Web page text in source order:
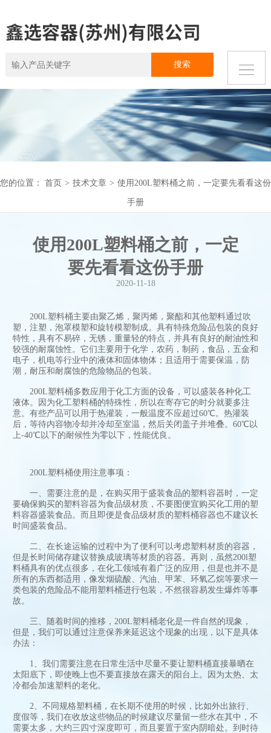
您的位置： 首页 > 技术文章 > 使用200L塑料桶之前，一定要先看看这份
手册
使用200L塑料桶之前，一定
要先看看这份手册
2020-11-18
200L塑料桶主要由聚乙烯，聚丙烯，聚酯和其他塑料通过吹
塑，注塑，泡罩模塑和旋转模塑制成。具有特殊危险品包装的良好
特性，具有不易碎，无锈，重量轻的特点，并具有良好的耐油性和
较强的耐腐蚀性。它们主要用于化学，农药，制药，食品，五金和
电子，机电等行业中的液体和固体物体；且适用于需要保温，防
潮，耐压和耐腐蚀的危险物品的包装。
200L塑料桶多数应用于化工方面的设备，可以盛装各种化工
液体。因为化工塑料桶的特殊性，所以在寄存它的时分就要多注
意。有些产品可以用于热灌装，一般温度不应超过60℃。热灌装
后，等待内容物冷却并冷却至室温，然后关闭盖子并堆叠。60℃以
上-40℃以下的耐候性为零以下，性能优良。
200L塑料桶使用注意事项：
一、需要注意的是，在购买用于盛装食品的塑料容器时，一定
要确保购买的塑料容器为食品级材质，不要图便宜购买化工用的塑
料容器盛装食品。而且即便是食品级材质的塑料桶容器也不建议长
时间盛装食品。
二、在长途运输的过程中为了便利可以考虑塑料材质的容器，
但是长时间储存建议替换成玻璃等材质的容器。再则，虽然200l塑
料桶具有的优点很多，在化工领域有着广泛的应用，但是也并不是
所有的东西都适用，像发烟硫酸、汽油、甲苯、环氧乙烷等要求一
类包装的危险品不能用塑料桶进行包装，不然很容易发生爆炸等事
故。
三、随着时间的推移，200L塑料桶老化是一件自然的现象，
但是，我们可以通过注意保养来延迟这个现象的出现，以下是具体
办法：
1、我们需要注意在日常生活中尽量不要让塑料桶直接暴晒在
太阳底下，即使晚上也不要直接放在露天的阳台上。因为太热、太
冷都会加速塑料的老化。
2、不同规格塑料桶，在长期不使用的时候，比如外出旅行、
度假等，我们在收放这些物品的时候建议尽量留一些水在其中，不
需要太多，大约三四寸深度即可，而且要置于室内阴暗处。到时待